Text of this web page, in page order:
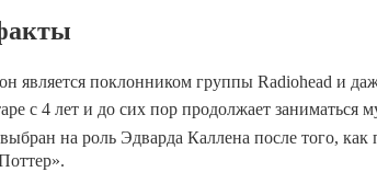
является поклонником группы Radiohead и
с 4 лет и до сих пор продолжает заниматься
на роль Эдварда Каллена после того, как